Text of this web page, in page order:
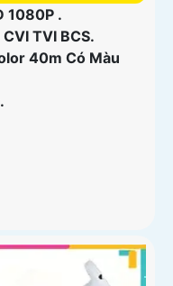
1080P .
TVI BCS.
40m Có Màu